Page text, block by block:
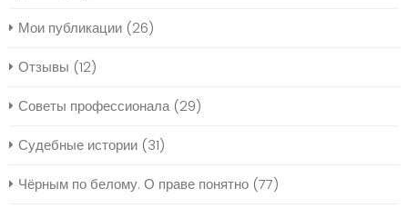
Мои публикации (26)
Отзывы (12)
Советы профессионала(29)
Судебные истории (31)
Чёрным по белому. О праве понятно (77)